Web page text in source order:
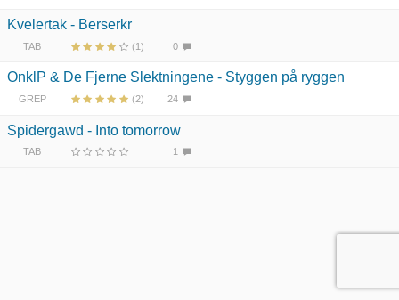
Kvelertak - Berserkr
TAB (1) 0
OnklP & De Fjerne Slektningene - Styggen på ryggen
GREP (2) 24
Spidergawd - Into tomorrow
TAB 1